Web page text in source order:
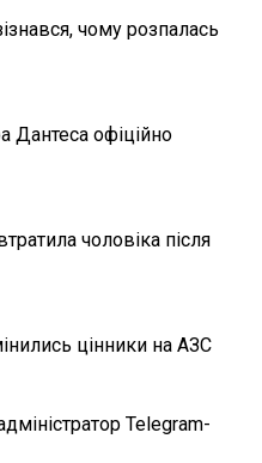
чому розпалась
Дантеса офіційно
чоловіка після
цінники на АЗС
Telegram-